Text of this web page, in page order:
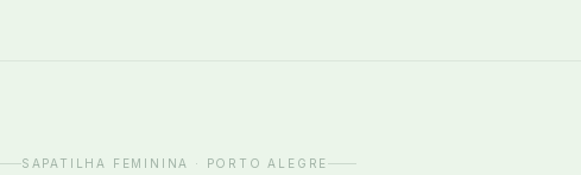
SAPATILHA FEMININA · PORTO ALEGRE